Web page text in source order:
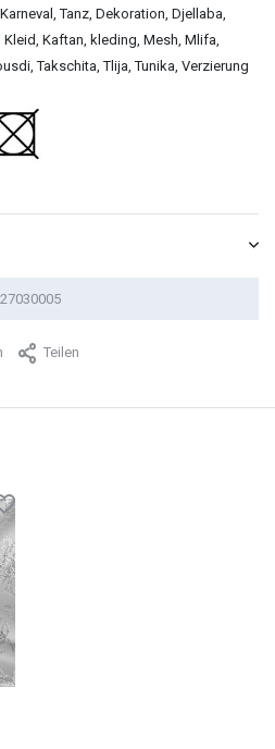
Tanz, Dekoration, Djellaba,
Kaftan, kleding, Mesh, Mlifa,
Takschita, Tlija, Tunika, Verzierung
27030005
Teilen